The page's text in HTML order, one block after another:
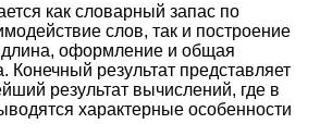
как словарный запас по
слов, так и построение
оформление и общая
Конечный результат представляет
результат вычислений, где в
характерные особенности